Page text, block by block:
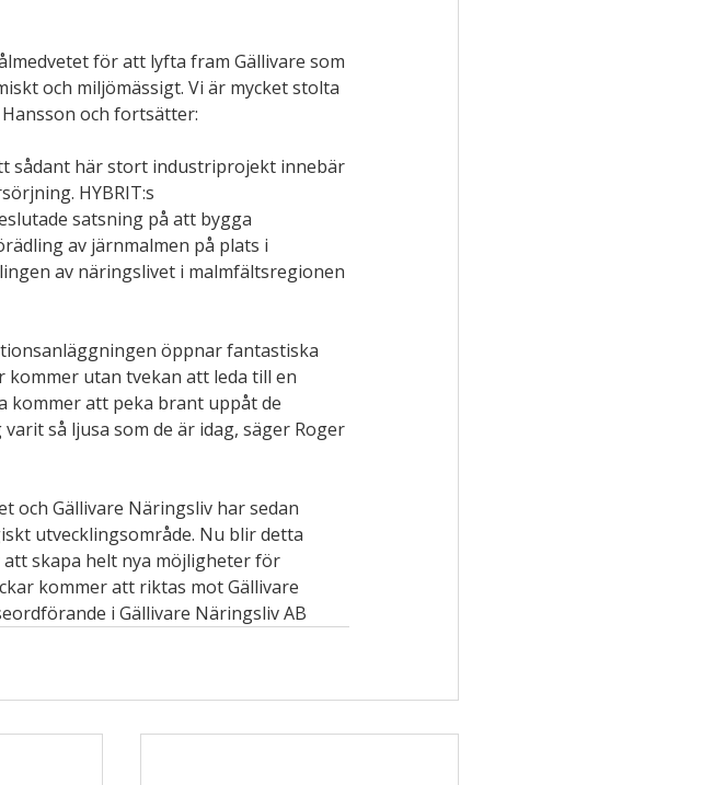
för att lyfta fram Gällivare som
och miljömässigt. Vi är mycket stolta
och fortsätter:
sådant här stort industriprojekt innebär
HYBRIT:s
satsning på att bygga
av järnmalmen på plats i
av näringslivet i malmfältsregionen
öppnar fantastiska
utan tvekan att leda till en
kommer att peka brant uppåt de
så ljusa som de är idag, säger Roger
och Gällivare Näringsliv har sedan
utvecklingsområde. Nu blir detta
skapa helt nya möjligheter för
kommer att riktas mot Gällivare
i Gällivare Näringsliv AB